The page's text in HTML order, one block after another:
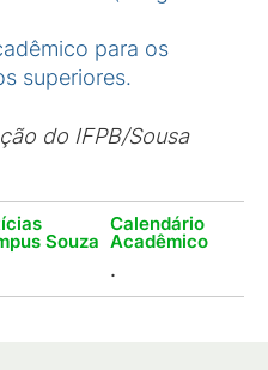
para os
superiores.
do IFPB/Sousa
Souza
Calendário
Acadêmico
.